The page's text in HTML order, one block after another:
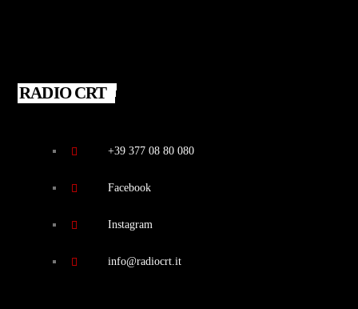
RADIO CRT
+39 377 08 80 080
Facebook
Instagram
info@radiocrt.it